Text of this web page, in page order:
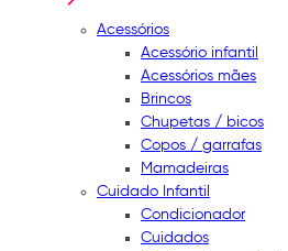
Acessórios
Acessório infantil
Acessórios mães
Brincos
Chupetas / bicos
Copos / garrafas
Mamadeiras
Cuidado Infantil
Condicionador
Cuidados